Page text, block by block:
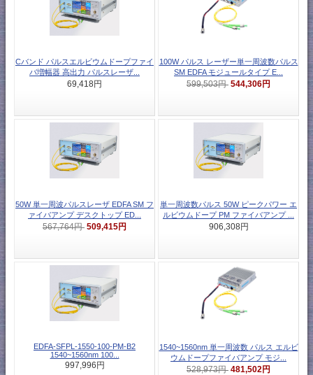
Cバンド パルスエルビウムドープファイ
バ増幅器 高出力 パルスレーザ...
69,418円
100W パルス レーザー単一周波数パルス
SM EDFA モジュールタイプ E...
599,503円 544,306円
50W 単一周波パルスレーザ EDFA SM フ
ァイバアンプ デスクトップ ED...
567,764円 509,415円
単一周波数パルス 50W ピークパワー エ
ルビウムドープ PM ファイバアンプ ...
906,308円
EDFA-SFPL-1550-100-PM-B2
1540~1560nm 100...
997,996円
1540~1560nm 単一周波数 パルス エルビ
ウムドープファイバアンプ モジ...
528,973円 481,502円